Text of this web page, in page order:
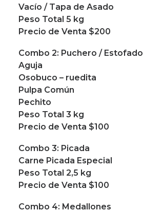
Vacío / Tapa de Asado
Peso Total 5 kg
Precio de Venta $200
Combo 2: Puchero / Estofado
Aguja
Osobuco – ruedita
Pulpa Común
Pechito
Peso Total 3 kg
Precio de Venta $100
Combo 3: Picada
Carne Picada Especial
Peso Total 2,5 kg
Precio de Venta $100
Combo 4: Medallones